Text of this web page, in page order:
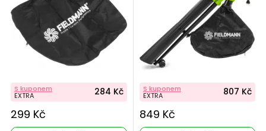
S kuponem
EXTRA 284 Kč
299 Kč
S kuponem
EXTRA 807 Kč
849 Kč